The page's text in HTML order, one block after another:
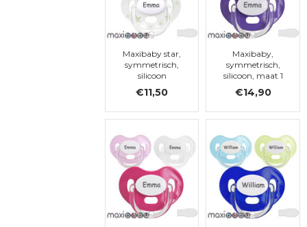
Maxibaby star,
symmetrisch,
silicoon
€11,50
Maxibaby,
symmetrisch,
silicoon, maat 1
€14,90